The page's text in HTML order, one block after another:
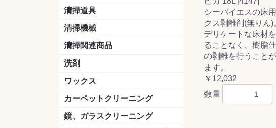
脂仕上げ剤
ステム
コンクリート用
脂ワックス
LLオレンジクリーナー
LL油脂専用クリーナー
LLワックスモップ
LL-21
マーベラスiL
清掃道具
ほうき
ちりとり
モップ及び関連品 ワンタッチ式モップ
水切りドライヤー
その他アタッチメント
(ワンタッチ式用)
関連商品
モップ ワックス塗布
ハードフロア用ダストモップ
テラモト
その他
清掃機械
掃除機
ドライバキューム
アップライトバキューム
コードレスタイプ
高圧洗浄機
吸水機
カーペット用マシン
送風機
ポリッシャー 階段用
スタンダード
高速回転
ハンディポリッシャー
関連商品
ポリッシャー・自動床洗浄機用
掃除機用紙パック
その他
清掃関連商品
ダストカート
台車
移動式バレット
脚立
モップハンガー
サインボード
光沢計
カーペット汚染度計
洗剤
床用表面洗浄剤
ハクリ剤
厨房用
工場用
石材用
サビ用
木材用
タイル用
外壁用
壁面用
手あか用
病院用
除菌用
ワックス
樹脂ワックス
シーバイエス
ペンギンワックス
スイショウ
信徳ポミー
半樹脂ワックス
フローリング用
病院用ワックス
中性ワックス
石材用
木床用
その他
カーペットクリーニング
洗剤
ブラシ
パット
その他
鏡、ガラスクリーニング
シーバイエスの床
クス剥離剤(無りん)
デリケートな床材
ることなく、樹脂
の剥離を行うこと
ます。
￥12,032
数量